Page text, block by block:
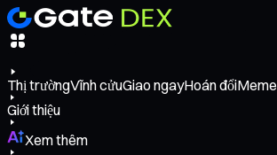
Thị trườngVĩnh cửuGiao ngayHoán đổiMeme
Giới thiệu
Xem thêm